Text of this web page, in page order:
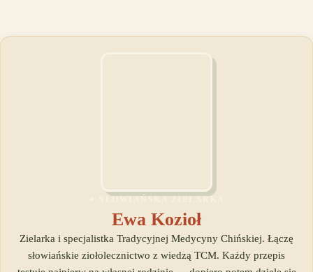
Ewa Kozioł
Zielarka i specjalistka Tradycyjnej Medycyny Chińskiej. Łączę
słowiańskie ziołolecznictwo z wiedzą TCM. Każdy przepis